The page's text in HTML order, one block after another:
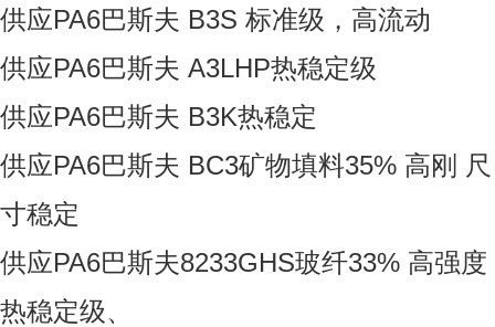
供应PA6巴斯夫 B3S 标准级，高流动
供应PA6巴斯夫 A3LHP热稳定级
供应PA6巴斯夫 B3K热稳定
供应PA6巴斯夫 BC3矿物填料35% 高刚 尺
寸稳定
供应PA6巴斯夫8233GHS玻纤33% 高强度
热稳定级、